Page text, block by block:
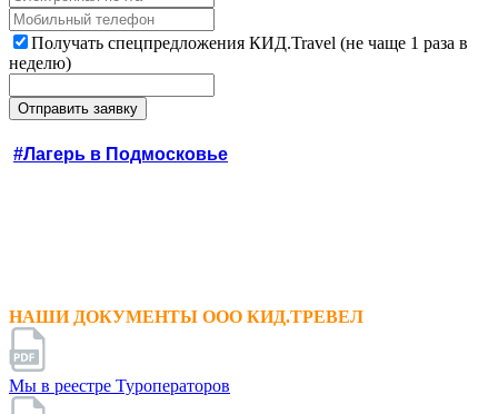
Получать спецпредложения КИД.Travel (не чаще 1 раза в
неделю)
#Лагерь в Подмосковье
НАШИ ДОКУМЕНТЫ ООО КИД.ТРЕВЕЛ
Мы в реестре Туроператоров